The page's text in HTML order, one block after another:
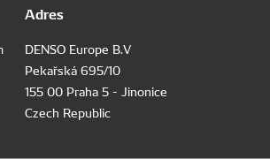
Adres
DENSO Europe B.V
Pekařská 695/10
155 00 Praha 5 - Jinonice
Czech Republic